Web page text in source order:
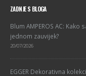
ZADNJE S BLOGA
Blum AMPEROS AC:
jednom zauvijek?
20/07/2026
EGGER Dekorativna